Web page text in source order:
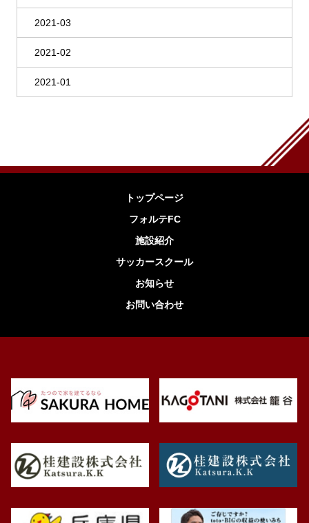
2021-03
2021-02
2021-01
トップページ
フォルテFC
施設紹介
サッカースクール
お知らせ
お問い合わせ